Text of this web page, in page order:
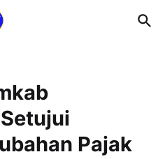
Pajak